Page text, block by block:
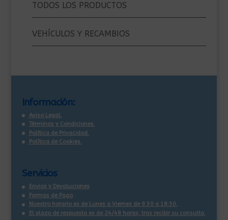
TODOS LOS PRODUCTOS
VEHÍCULOS Y RECAMBIOS
Información:
Aviso Legal.
Términos y Condiciones.
Política de Privacidad.
Política de Cookies.
Servicios
Envios y Devoluciones
Formas de Pago
Nuestro horario es de Lunes a Viernes de 9:30 a 18:30.
El plazo de respuesta es de 24/48 horas, tras recibir su consulta.